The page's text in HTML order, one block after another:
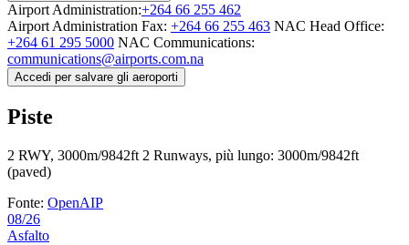
Airport Administration:+264 66 255 462
Airport Administration Fax: +264 66 255 463 NAC Head Office:
+264 61 295 5000 NAC Communications:
communications@airports.com.na
Accedi per salvare gli aeroporti
Piste
2 RWY, 3000m/9842ft 2 Runways, più lungo: 3000m/9842ft
(paved)
Fonte: OpenAIP
08/26
Asfalto